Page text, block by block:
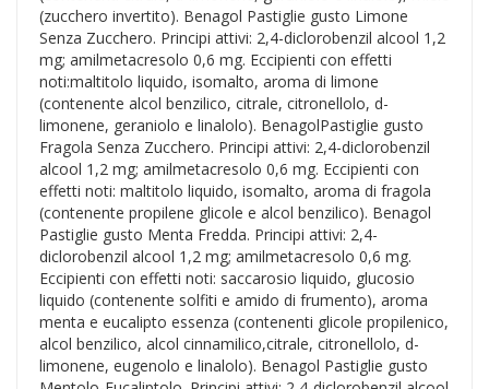
(zucchero invertito). Benagol Pastiglie gusto Limone
Senza Zucchero. Principi attivi: 2,4-diclorobenzil alcool 1,2
mg; amilmetacresolo 0,6 mg. Eccipienti con effetti
noti:maltitolo liquido, isomalto, aroma di limone
(contenente alcol benzilico, citrale, citronellolo, d-
limonene, geraniolo e linalolo). BenagolPastiglie gusto
Fragola Senza Zucchero. Principi attivi: 2,4-diclorobenzil
alcool 1,2 mg; amilmetacresolo 0,6 mg. Eccipienti con
effetti noti: maltitolo liquido, isomalto, aroma di fragola
(contenente propilene glicole e alcol benzilico). Benagol
Pastiglie gusto Menta Fredda. Principi attivi: 2,4-
diclorobenzil alcool 1,2 mg; amilmetacresolo 0,6 mg.
Eccipienti con effetti noti: saccarosio liquido, glucosio
liquido (contenente solfiti e amido di frumento), aroma
menta e eucalipto essenza (contenenti glicole propilenico,
alcol benzilico, alcol cinnamilico,citrale, citronellolo, d-
limonene, eugenolo e linalolo). Benagol Pastiglie gusto